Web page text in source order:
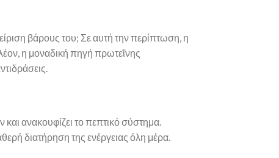
βάρους του; Σε αυτή την περίπτωση, η
η μοναδική πηγή πρωτεΐνης
ανακουφίζει το πεπτικό σύστημα.
διατήρηση της ενέργειας όλη μέρα.